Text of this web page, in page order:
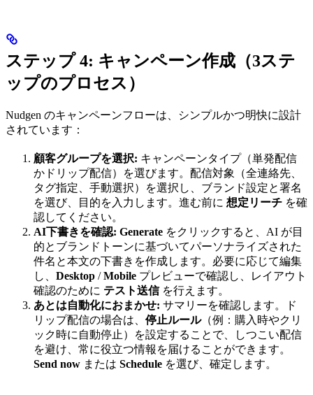
ステップ 4: キャンペーン作成（3ステ
ップのプロセス）
Nudgen のキャンペーンフローは、シンプルかつ明快に設計
されています：
顧客グループを選択: キャンペーンタイプ（単発配信
かドリップ配信）を選びます。配信対象（全連絡先、
タグ指定、手動選択）を選択し、ブランド設定と署名
を選び、目的を入力します。進む前に 想定リーチ を確
認してください。
AI下書きを確認: Generate をクリックすると、AI が目
的とブランドトーンに基づいてパーソナライズされた
件名と本文の下書きを作成します。必要に応じて編集
し、 Desktop /Mobile プレビューで確認し、レイアウト
確認のために テスト送信を行えます。
あとは自動化におまかせ: サマリーを確認します。ド
リップ配信の場合は、 停止ルール（例：購入時やクリ
ック時に自動停止）を設定することで、しつこい配信
を避け、常に役立つ情報を届けることができます。
Send now または Schedule を選び、確定します。